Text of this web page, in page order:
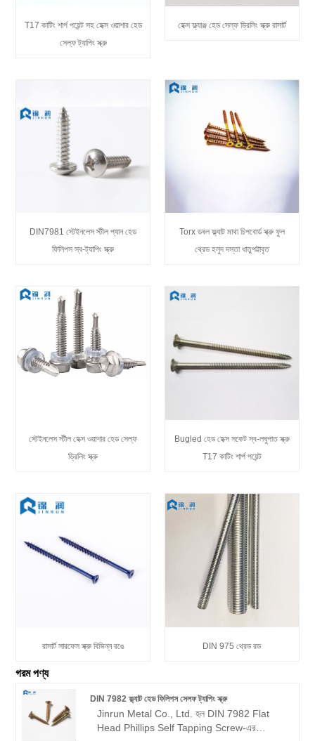
T17 কাটিং শার্প পয়েন্ট সহ হেক্স ওয়াশার হেড
সেল্ফ ট্যাপিং স্ক্রু
হেক্স ফ্ল্যাঞ্জ হেড সেল্ফ ড্রিলিং স্ক্রু রাসার্ট
DIN7981 স্টেইনলেস স্টীল প্যান হেড
ফিলিপস স্ব-ট্যাপিং স্ক্রু
Torx ডবল ফ্ল্যাট মাথা চিপবোর্ড স্ক্রু ফুল
থ্রেড হলুদ দস্তা ধাতুপট্টাবৃত
স্টেইনলেস স্টীল হেক্স ওয়াশার হেড সেল্ফ
ড্রিলিং স্ক্রু
Bugled হেড হেক্স সকেট স্ব-লঘুপাত স্ক্রু
T17 কাটিং শার্প পয়েন্ট
রাসার্ট সারফেস স্ক্রু বিভিন্ন রঙে DIN 975 থ্রেড রড
গরম পণ্য
DIN 7982 ফ্ল্যাট হেড ফিলিপস সেলফ ট্যাপিং স্ক্রু
Jinrun Metal Co., Ltd. হল DIN 7982 Flat
Head Phillips Self Tapping Screw-এর